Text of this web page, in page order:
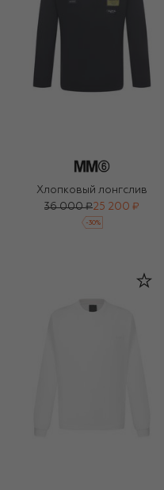
Хлопковый лонгслив
36 000 ₽25 200 ₽
-30%